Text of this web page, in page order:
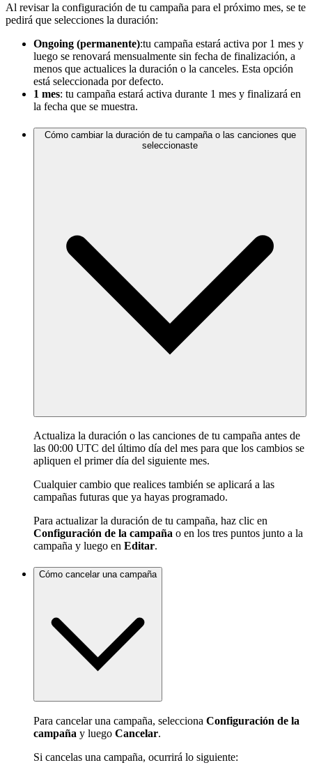
Al revisar la configuración de tu campaña para el próximo mes, se te
pedirá que selecciones la duración:
Ongoing (permanente):tu campaña estará activa por 1 mes y
luego se renovará mensualmente sin fecha de finalización, a
menos que actualices la duración o la canceles. Esta opción
está seleccionada por defecto.
1 mes: tu campaña estará activa durante 1 mes y finalizará en
la fecha que se muestra.
Cómo cambiar la duración de tu campaña o las canciones que
seleccionaste
Actualiza la duración o las canciones de tu campaña antes de
las 00:00 UTC del último día del mes para que los cambios se
apliquen el primer día del siguiente mes.
Cualquier cambio que realices también se aplicará a las
campañas futuras que ya hayas programado.
Para actualizar la duración de tu campaña, haz clic en
Configuración de la campaña o en los tres puntos junto a la
campaña y luego en Editar.
Cómo cancelar una campaña
Para cancelar una campaña, selecciona Configuración de la
campaña y luego Cancelar.
Si cancelas una campaña, ocurrirá lo siguiente: